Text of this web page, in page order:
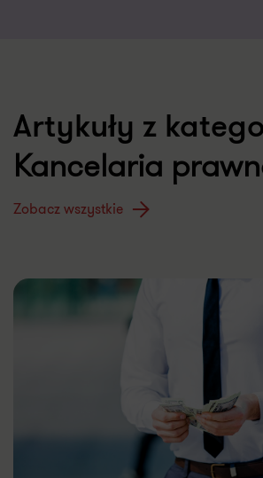
Artykuły z
Kancelaria
Zobacz wszystkie